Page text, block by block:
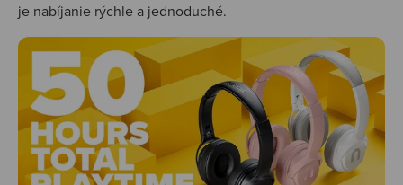
je nabíjanie rýchle a jednoduché.